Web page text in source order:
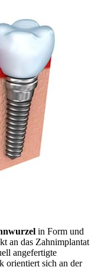
in Form und
an das Zahnimplantat
angefertigte
orientiert sich an der